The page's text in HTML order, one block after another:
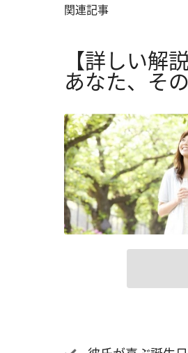
関連記事
【詳しい解
あなた、そ